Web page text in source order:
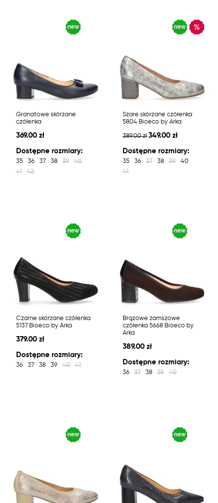
Granatowe skórzane
czółenka
369.00 zł
Dostępne rozmiary:
35 36 37 38 39
40
41
42
Szare skórzane czółenka
5804 Bioeco by Arka
389.00 zł 349.00 zł
Dostępne rozmiary:
35 36 37 38 39
40
41
Czarne skórzane czółenka
5137 Bioeco by Arka
379.00 zł
Dostępne rozmiary:
36 37 38 39 40 41
Brązowe zamszowe
czółenka 5668 Bioeco by
Arka
389.00 zł
Dostępne rozmiary:
36 37 38 39 40